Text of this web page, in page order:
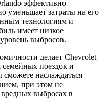
эффективно
уменьшает затраты на его
технологиям и
имеет низкое
выбросов.
делает Chevrolet
поездок и
наслаждаться
при этом не
вредных выбросах в